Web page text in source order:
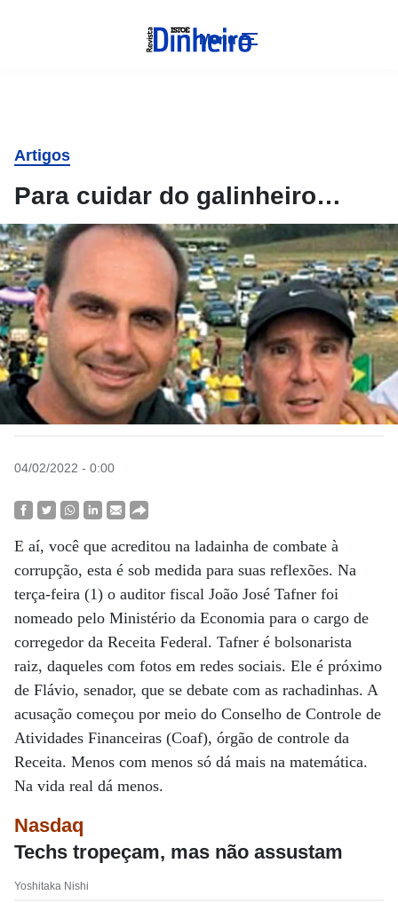
Menu
Artigos
Para cuidar do galinheiro…
04/02/2022 - 0:00
E aí, você que acreditou na ladainha de combate à
corrupção, esta é sob medida para suas reflexões. Na
terça-feira (1) o auditor fiscal João José Tafner foi
nomeado pelo Ministério da Economia para o cargo de
corregedor da Receita Federal. Tafner é bolsonarista
raiz, daqueles com fotos em redes sociais. Ele é próximo
de Flávio, senador, que se debate com as rachadinhas. A
acusação começou por meio do Conselho de Controle de
Atividades Financeiras (Coaf), órgão de controle da
Receita. Menos com menos só dá mais na matemática.
Na vida real dá menos.
Nasdaq
Techs tropeçam, mas não assustam
Yoshitaka Nishi